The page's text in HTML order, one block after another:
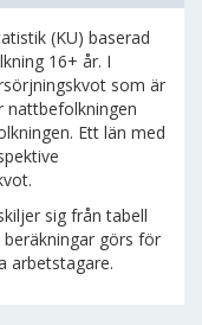
(KU) baserad
16+ år. I
som är
Ett län med
sig från tabell
görs för
arbetstagare.